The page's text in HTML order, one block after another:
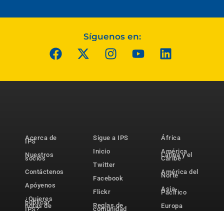
Síguenos en:
Acerca de
IPS
Nuestros
socios
Contáctenos
Apóyenos
¿Quieres
publicar
notas de
IPS?
Sigue a IPS
Inicio
Twitter
Facebook
Flickr
Reglas de
comunidad
África
América
Latina y el
Caribe
América del
Norte
Asia-
Pacífico
Europa